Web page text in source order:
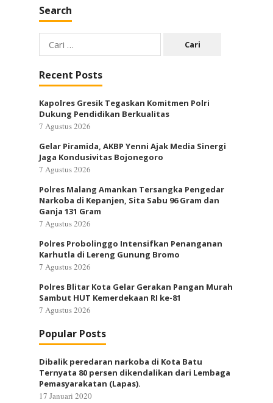
Search
Cari
untuk:
Recent Posts
Kapolres Gresik Tegaskan Komitmen Polri
Dukung Pendidikan Berkualitas
7 Agustus 2026
Gelar Piramida, AKBP Yenni Ajak Media Sinergi
Jaga Kondusivitas Bojonegoro
7 Agustus 2026
Polres Malang Amankan Tersangka Pengedar
Narkoba di Kepanjen, Sita Sabu 96 Gram dan
Ganja 131 Gram
7 Agustus 2026
Polres Probolinggo Intensifkan Penanganan
Karhutla di Lereng Gunung Bromo
7 Agustus 2026
Polres Blitar Kota Gelar Gerakan Pangan Murah
Sambut HUT Kemerdekaan RI ke-81
7 Agustus 2026
Popular Posts
Dibalik peredaran narkoba di Kota Batu
Ternyata 80 persen dikendalikan dari Lembaga
Pemasyarakatan (Lapas).
17 Januari 2020